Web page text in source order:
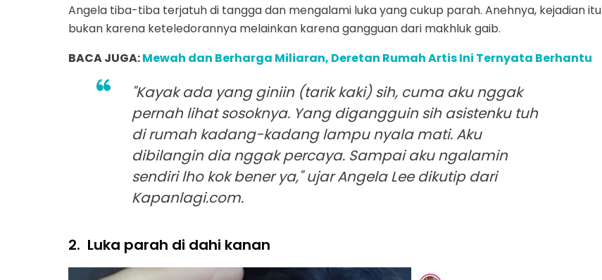
Angela tiba-tiba terjatuh di tangga dan mengalami luka yang cukup parah. Anehnya, kejadian itu
bukan karena keteledorannya melainkan karena gangguan dari makhluk gaib.
BACA JUGA:Mewah dan Berharga Miliaran, Deretan Rumah Artis Ini Ternyata Berhantu
"Kayak ada yang giniin (tarik kaki) sih, cuma aku nggak
pernah lihat sosoknya. Yang digangguin sih asistenku tuh
di rumah kadang-kadang lampu nyala mati. Aku
dibilangin dia nggak percaya. Sampai aku ngalamin
sendiri lho kok bener ya," ujar Angela Lee dikutip dari
Kapanlagi.com.
2. Luka parah di dahi kanan